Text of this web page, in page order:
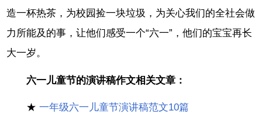
造一杯热茶，为校园捡一块垃圾，为关心我们的全社会做
力所能及的事，让他们感受一个“六一”，他们的宝宝再长
大一岁。
六一儿童节的演讲稿作文相关文章：
★一年级六一儿童节演讲稿范文10篇